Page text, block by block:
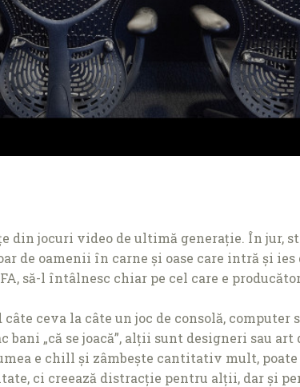
din jocuri video de ultimă generaţie. În jur,
de oamenii în carne și oase care intră și
să-l întâlnesc chiar pe cel care e
ceva la câte un joc de consolă,
„că se joacă”, alţii sunt designeri sau
e chill și zâmbește cantitativ mult,
ci creează distracţie pentru alţii, dar și